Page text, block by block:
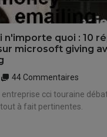
n'importe quoi : 10
microsoft giving
44 Commentaires
cci touraine
à fait pertinentes.